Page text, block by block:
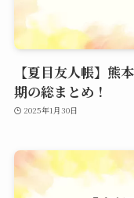
【夏目友人帳】熊
期の総まとめ！
2025年1月30日